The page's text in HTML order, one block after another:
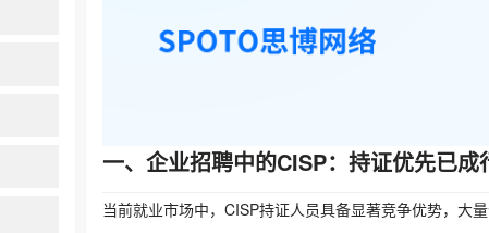
一、企业招聘中的CISP：持证优先已成
当前就业市场中，CISP持证人员具备显著竞争优势，大